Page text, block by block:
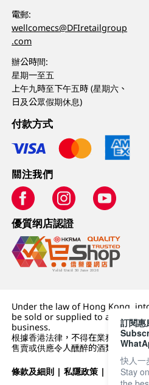
電郵:
wellcomecs@DFIretailgroup
.com
辦公時間:
星期一至五
上午九時至下午五時 (星期六、
日及公眾假期休息)
付款方式
關注我們
優質纲店認證
Under the law of Hong Kong,
be sold or supplied to a minor
business.
根據香港法律，不得在業務過程中，
售賣或供應令人醺醉的酒類。
條款及細則 |私隱政策 | DFI零售集
訂閱
快人一
Stay